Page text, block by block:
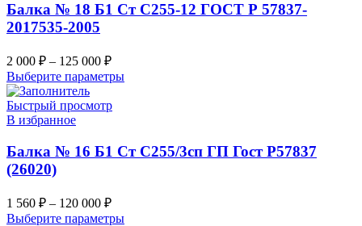
Балка № 18 Б1 Ст С255-12 ГОСТ Р 57837-
2017535-2005
2 000 ₽ – 125 000 ₽
Выберите параметры
Быстрый просмотр
В избранное
Балка № 16 Б1 Ст С255/3сп ГП Гост Р57837
(26020)
1 560 ₽ – 120 000 ₽
Выберите параметры